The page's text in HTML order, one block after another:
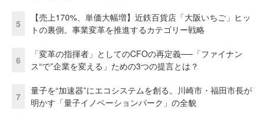
5
【売上170%、単価大幅増】近鉄百貨店「大阪いちご」ヒッ
トの裏側。事業変革を推進するカテゴリー戦略
6
「変革の指揮者」としてのCFOの再定義──「ファイナン
ス“で”企業を変える」ための3つの提言とは？
7
量子を“加速器”にエコシステムを創る。川崎市・福田市長が
明かす「量子イノベーションパーク」の全貌